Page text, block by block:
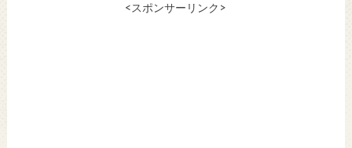
<スポンサーリンク>